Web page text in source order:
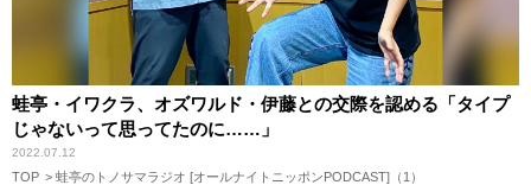
蛙亭・イワクラ、オズワルド・伊藤との交際を認める「タイプ
じゃないって思ってたのに……」
2022.07.12
TOP 蛙亭のトノサマラジオ [オールナイトニッポンPODCAST]（1）